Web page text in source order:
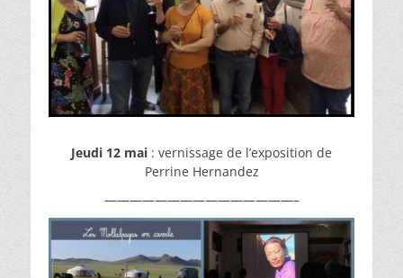
Jeudi 12 mai : vernissage de l’exposition de
Perrine Hernandez
———————————————–